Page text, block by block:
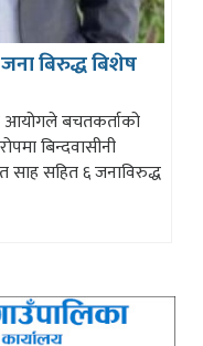
बिरुद्ध बिशेष
बचतकर्ताको
बिन्दवासीनी
सहित ६ जनाविरुद्ध